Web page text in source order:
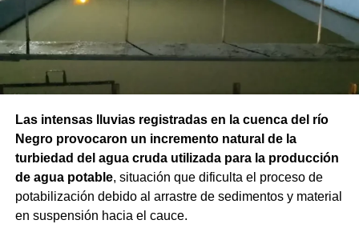
Las intensas lluvias registradas en la cuenca del río
Negro provocaron un incremento natural de la
turbiedad del agua cruda utilizada para la producción
de agua potable, situación que dificulta el proceso de
potabilización debido al arrastre de sedimentos y material
en suspensión hacia el cauce.